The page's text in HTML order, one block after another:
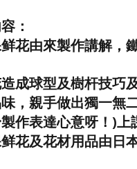
：
花由來製作講解，
成球型及樹杆技巧
，親手做出獨一無
作表達心意呀！)上
花及花材用品由日